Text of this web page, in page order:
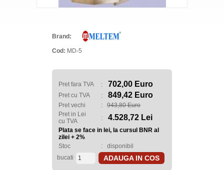
Brand:
Cod: MD-5
Pret fara TVA : 702,00 Euro
Pret cu TVA : 849,42 Euro
Pret vechi : 943,80 Euro
Pret in Lei
cu TVA
: 4.528,72 Lei
Plata se face in lei, la cursul BNR al
zilei + 2%
Stoc
: disponibil
bucati
ADAUGA IN COS